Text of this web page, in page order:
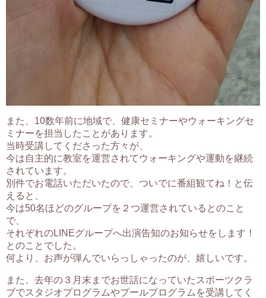
また、10数年前に地域で、健康セミナーやウォーキングセ
ミナーを担当したことがあります。
当時受講してくださった方々が、
今は自主的に教室を運営されてウォーキングや運動を継続
されています。
別件でお電話いただいたので、ついでに番組観てね！と伝
えると、
今は50名ほどのグループを２つ運営されているとのこと
で、
それぞれのLINEグループへ出演告知のお知らせをします！
とのことでした。
何より、お声が弾んでいらっしゃったのが、嬉しいです。
また、去年の３月末までお世話になっていたスポーツクラ
ブでスタジオプログラムやプールプログラムを受講してく